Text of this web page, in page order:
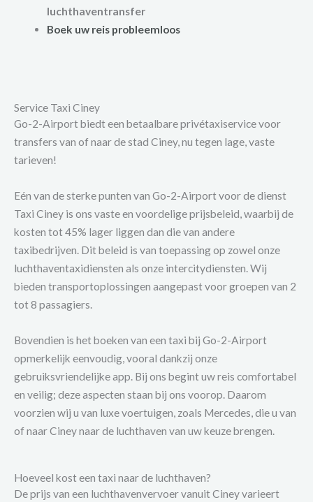
luchthaventransfer
Boek uw reis probleemloos
Service Taxi Ciney
Go-2-Airport biedt een betaalbare privétaxiservice voor
transfers van of naar de stad Ciney, nu tegen lage, vaste
tarieven!
Eén van de sterke punten van Go-2-Airport voor de dienst
Taxi Ciney is ons vaste en voordelige prijsbeleid, waarbij de
kosten tot 45% lager liggen dan die van andere
taxibedrijven. Dit beleid is van toepassing op zowel onze
luchthaventaxidiensten als onze intercitydiensten. Wij
bieden transportoplossingen aangepast voor groepen van 2
tot 8 passagiers.
Bovendien is het boeken van een taxi bij Go-2-Airport
opmerkelijk eenvoudig, vooral dankzij onze
gebruiksvriendelijke app. Bij ons begint uw reis comfortabel
en veilig; deze aspecten staan bij ons voorop. Daarom
voorzien wij u van luxe voertuigen, zoals Mercedes, die u van
of naar Ciney naar de luchthaven van uw keuze brengen.
Hoeveel kost een taxi naar de luchthaven?
De prijs van een luchthavenvervoer vanuit Ciney varieert